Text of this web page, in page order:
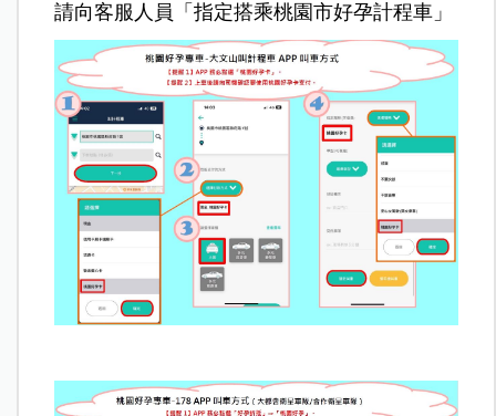
請向客服人員「指定搭乘桃園市好孕計程車」